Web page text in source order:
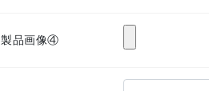
製品画像④